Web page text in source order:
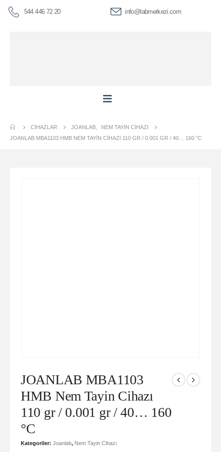
544 446 72 20 info@labmerkezi.com
CIHAZLAR JOANLAB
NEM TAYIN CIHAZI
JOANLAB MBA1103 HMB NEM TAYIN CIHAZI 110 GR / 0.001 GR / 40… 160 °C
JOANLAB MBA1103
HMB Nem Tayin Cihazı
110 gr / 0.001 gr / 40… 160
°C
Kategoriler: Joanlab, Nem Tayin Cihazı